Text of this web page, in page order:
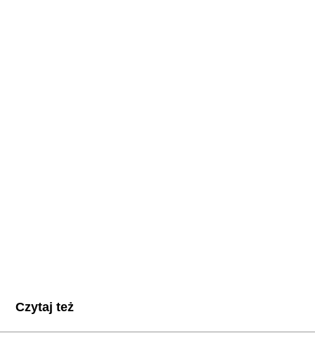
Czytaj też